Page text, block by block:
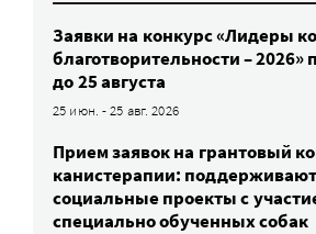
Заявки на конкурс «Лидеры
благотворительности –
до 25 августа
25 июн. - 25 авг. 2026
Прием заявок на грантовый
канистерапии:
социальные проекты с
специально обученных собак